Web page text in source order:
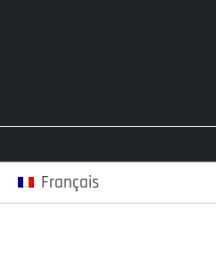
Français